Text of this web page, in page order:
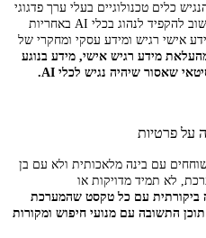
כלים טכנולוגיים בעלי ערך פדגוגי
כמו ChatGPT לסגל ההוראה. חשוב להקפיד לנהוג בכלי AI באחריות
אישי רגיש ומידע עסקי ומחקרי של
מידע רגיש אישי, מידע בנוגע
שאסור שיהיה נגיש לכלי AI.
על פרטיות
עם בינה מלאכותית ולא עם בן
לא תמיד מדויקות או
ביקורתית עם כל טקסט שהמערכת
התשובה עם מנועי חיפוש ומקורות